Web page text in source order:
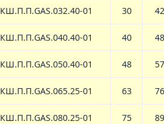
КШ.П.П.GAS.032.40-01 30 42
КШ.П.П.GAS.040.40-01 40 48
КШ.П.П.GAS.050.40-01 48 57
КШ.П.П.GAS.065.25-01 63 76
КШ.П.П.GAS.080.25-01 75 89